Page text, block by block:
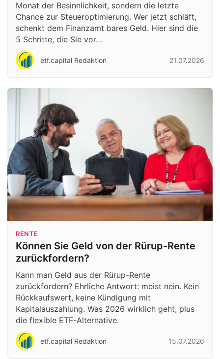
Monat der Besinnlichkeit, sondern die letzte
Chance zur Steueroptimierung. Wer jetzt schläft,
schenkt dem Finanzamt bares Geld. Hier sind die
5 Schritte, die Sie vor…
etf.capital Redaktion 21.07.2026
RENTE
Können Sie Geld von der Rürup-Rente
zurückfordern?
Kann man Geld aus der Rürup-Rente
zurückfordern? Ehrliche Antwort: meist nein. Kein
Rückkaufswert, keine Kündigung mit
Kapitalauszahlung. Was 2026 wirklich geht, plus
die flexible ETF-Alternative.
etf.capital Redaktion 15.07.2026